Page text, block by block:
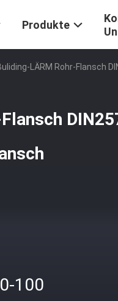
Produkte
LÄRM Rohr-Flansch
0-100